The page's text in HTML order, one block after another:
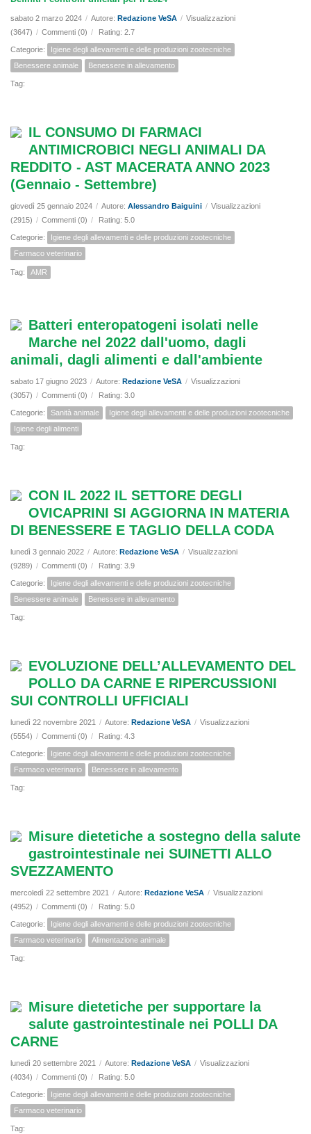
sabato 2 marzo 2024 / Autore: Redazione VeSA / Visualizzazioni
(3647) / Commenti (0) / Rating: 2.7
Categorie:
Igiene degli allevamenti e delle produzioni zootecniche
Benessere animale
Benessere in allevamento
Tag:
IL CONSUMO DI FARMACI
ANTIMICROBICI NEGLI ANIMALI DA
REDDITO - AST MACERATA ANNO 2023
(Gennaio - Settembre)
giovedì 25 gennaio 2024 / Autore: Alessandro Baiguini / Visualizzazioni
(2915) / Commenti (0) / Rating: 5.0
Categorie:
Igiene degli allevamenti e delle produzioni zootecniche
Farmaco veterinario
Tag: AMR
Batteri enteropatogeni isolati nelle
Marche nel 2022 dall'uomo, dagli
animali, dagli alimenti e dall'ambiente
sabato 17 giugno 2023 / Autore: Redazione VeSA / Visualizzazioni
(3057) / Commenti (0) / Rating: 3.0
Categorie: Sanità animale
Igiene degli allevamenti e delle produzioni zootecniche
Igiene degli alimenti
Tag:
CON IL 2022 IL SETTORE DEGLI
OVICAPRINI SI AGGIORNA IN MATERIA
DI BENESSERE E TAGLIO DELLA CODA
lunedì 3 gennaio 2022 / Autore: Redazione VeSA / Visualizzazioni
(9289) / Commenti (0) / Rating: 3.9
Categorie:
Igiene degli allevamenti e delle produzioni zootecniche
Benessere animale
Benessere in allevamento
Tag:
EVOLUZIONE DELL’ALLEVAMENTO DEL
POLLO DA CARNE E RIPERCUSSIONI
SUI CONTROLLI UFFICIALI
lunedì 22 novembre 2021 / Autore: Redazione VeSA / Visualizzazioni
(5554) / Commenti (0) / Rating: 4.3
Categorie:
Igiene degli allevamenti e delle produzioni zootecniche
Farmaco veterinario
Benessere in allevamento
Tag:
Misure dietetiche a sostegno della salute
gastrointestinale nei SUINETTI ALLO
SVEZZAMENTO
mercoledì 22 settembre 2021 / Autore: Redazione VeSA / Visualizzazioni
(4952) / Commenti (0) / Rating: 5.0
Categorie:
Igiene degli allevamenti e delle produzioni zootecniche
Farmaco veterinario
Alimentazione animale
Tag:
Misure dietetiche per supportare la
salute gastrointestinale nei POLLI DA
CARNE
lunedì 20 settembre 2021 / Autore: Redazione VeSA / Visualizzazioni
(4034) / Commenti (0) / Rating: 5.0
Categorie:
Igiene degli allevamenti e delle produzioni zootecniche
Farmaco veterinario
Tag: